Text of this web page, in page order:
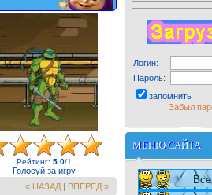
Рейтинг: 5.0/1
Голосуй за игру
« НАЗАД | ВПЕРЕД »
Логин:
Пароль:
запомнить
Забыл
МЕНЮ САЙТА